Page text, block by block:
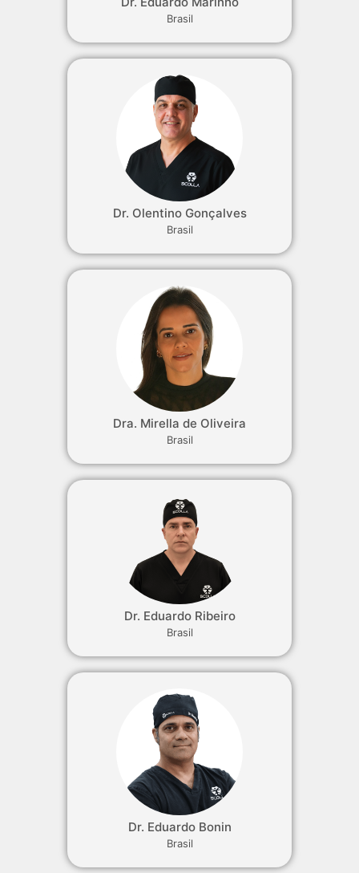
Brasil
Dr. Olentino Gonçalves
Brasil
Dra. Mirella de Oliveira
Brasil
Dr. Eduardo Ribeiro
Brasil
Dr. Eduardo Bonin
Brasil